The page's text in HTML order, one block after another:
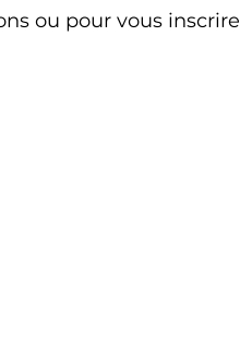
ou pour vous inscrire